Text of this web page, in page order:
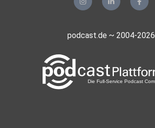
podcast.de ~ 2004-2026